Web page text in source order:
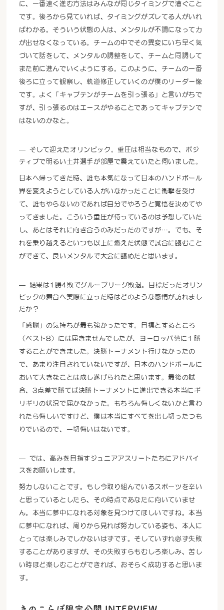
に、一番速く進む方法はみんなが同じタイミングで漕ぐこと
です。後ろから見ていれば、タイミングがズレてる人がいれ
ばわかる。そういう状態の人は、メンタルが不調になって力
が出せなくなっている。チームの中でその異変にいち早く気
づいて話をして、メンタルの調整をして、チームと同調して
また前に進んでいくようにする。このように、チームの一番
後ろに立って観察し、軌道修正していくのが僕のリーダー像
です。よく「キャプテンがチームを引っ張る」と言いがちで
すが、引っ張るのはエースがやることであってキャプテンで
はないのかなと。
そして迎えたオリンピック。重圧は相当なもので、ポジ
ティブで明るい土井選手が部屋で震えていたと伺いました。
日本へ帰ってきた時、誰も本気になって日本のハンドボール
界を変えようとしている人がいなかったことに衝撃を受け
て、誰もやらないのであれば自分でやろうと覚悟を決めてや
ってきました。こういう重圧が待っているのは予想していた
し、あとはそれに向き合うのみだったのですが…。でも、そ
れを乗り越えるといつも以上に燃えた状態で試合に臨むこと
ができて、良いメンタルで大会に臨めたと思います。
結果は1勝4敗でグループリーグ敗退。目標だったオリン
ピックの舞台へ実際に立った時はどのような感情が訪れまし
たか？
「感謝」の気持ちが最も強かったです。目標とするところ
（ベスト8）には届きませんでしたが、ヨーロッパ勢に１勝
することができました。決勝トーナメント行けなかったの
で、あまり注目されていないですが、日本のハンドボールに
おいて大きなことは成し遂げられたと思います。最後の試
合、3点差で勝てば決勝トーナメントに進出できる本当にギ
リギリの状況で届かなかった。もちろん悔しくないかと言わ
れたら悔しいですけど、僕は本当にすべてを出し切ったつも
りでいるので、一切悔いはないです。
では、高みを目指すジュニアアスリートたちにアドバイ
スをお願いします。
努力しないことです。もし今取り組んでいるスポーツを辛い
と思っているとしたら、その時点であなたに向いていませ
ん。本当に夢中になれる対象を見つけてほしいですね。本当
に夢中になれば、周りから見れば努力している姿も、本人に
とっては楽しみでしかないはずです。そしていずれ必ず失敗
することがありますが、その失敗すらもむしろ楽しみ、苦し
い時ほど楽しむことができれば、おそらく成功すると思いま
す。